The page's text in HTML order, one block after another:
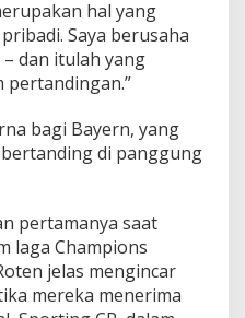
hal yang
Saya berusaha
dan itulah yang
pertandingan.”
bagi Bayern, yang
di panggung
pertamanya saat
laga Champions
jelas mengincar
mereka menerima